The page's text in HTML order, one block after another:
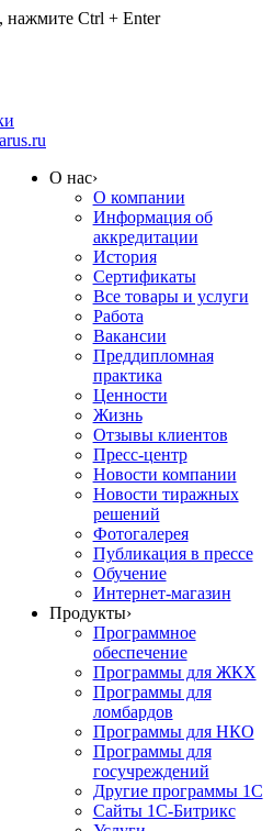
нажмите Ctrl + Enter
О нас›
О компании
Информация об
аккредитации
История
Сертификаты
Все товары и услуги
Работа
Вакансии
Преддипломная
практика
Ценности
Жизнь
Отзывы клиентов
Пресс-центр
Новости компании
Новости тиражных
решений
Фотогалерея
Публикация в прессе
Обучение
Интернет-магазин
Продукты›
Программное
обеспечение
Программы для ЖКХ
Программы для
ломбардов
Программы для НКО
Программы для
госучреждений
Другие программы 1С
Сайты 1С-Битрикс